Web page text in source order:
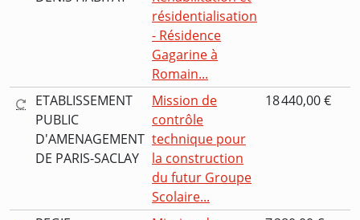
résidentialisation
- Résidence
Gagarine à
Romain...
ETABLISSEMENT
PUBLIC
D'AMENAGEMENT
DE PARIS-SACLAY
Mission de
contrôle
technique pour
la construction
du futur Groupe
Scolaire...
18 440,00 €